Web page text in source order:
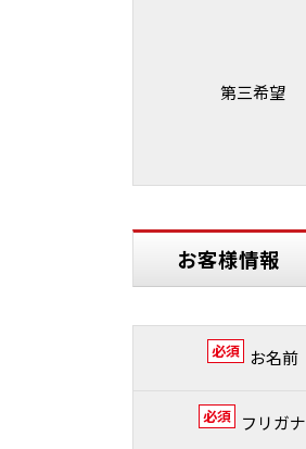
第三希望
お客様情報
必須 お名前
必須 フリガナ